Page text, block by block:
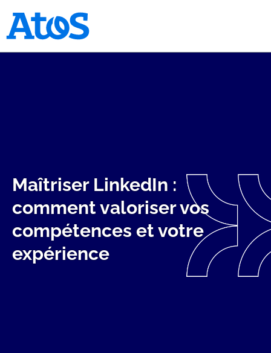
Maîtriser LinkedIn :
comment valoriser vos
compétences et votre
expérience